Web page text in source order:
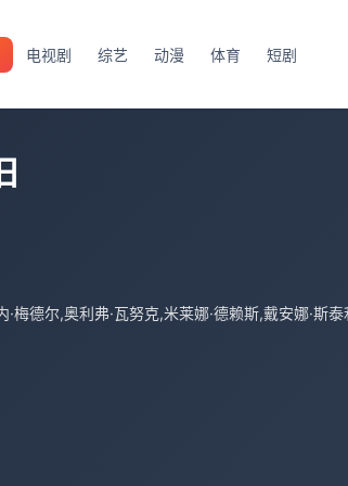
电视剧 综艺 动漫 体育 短剧
·梅德尔,奥利弗·瓦努克,米莱娜·德赖斯,‎戴安娜·斯泰